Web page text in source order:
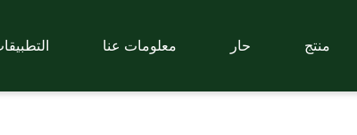
منتج حار معلومات عنا